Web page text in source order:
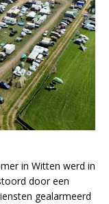
in Witten werd in
door een
gealarmeerd